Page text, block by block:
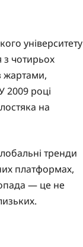
університету
з чотирьох
жартами,
2009 році
на
тренди
платформах,
— це не